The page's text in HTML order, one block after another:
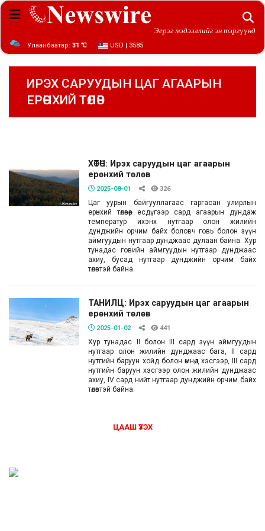
Эерэг мэдээллийг эн тэргүүнд
Улаанбаатар: 31 ℃ USD | 3585
ИРЭХ САРУУДЫН ЦАГ АГААРЫН
ЕРӨНХИЙ ТӨЛӨВ
ХӨТӨЧ: Ирэх саруудын цаг агаарын
ерөнхий төлөв
2025-08-01 326
Цаг уурын байгууллагаас гаргасан улирлын
ерөнхий төлөвөөр есдүгээр сард агаарын дундаж
температур ихэнх нутгаар олон жилийн
дунджийн орчим байх боловч говь болон зүүн
аймгуудын нутгаар дунджаас дулаан байна. Хур
тунадас говийн аймгуудын нутгаар дунджаас
ахиу, бусад нутгаар дунджийн орчим байх
төлөвтэй байна.
ТАНИЛЦ: Ирэх саруудын цаг агаарын
ерөнхий төлөв
2025-01-02 441
Хур тунадас II болон III сард зүүн аймгуудын
нутгаар олон жилийн дунджаас бага, II сард
нутгийн баруун хойд болон өмнөд хэсгээр, III сард
нутгийн баруун хэсгээр олон жилийн дунджаас
ахиу, IV сард нийт нутгаар дунджийн орчим байх
төлөвтэй байна.
ЦААШ ҮЗЭХ